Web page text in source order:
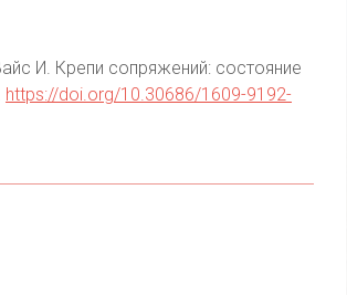
И. Крепи сопряжений: состояние
https://doi.org/10.30686/1609-9192-